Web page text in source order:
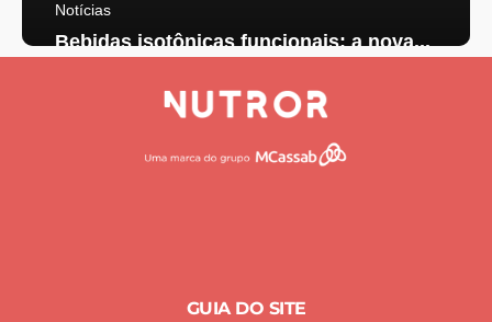
Notícias
Bebidas isotônicas funcionais: a nova...
GUIA DO SITE